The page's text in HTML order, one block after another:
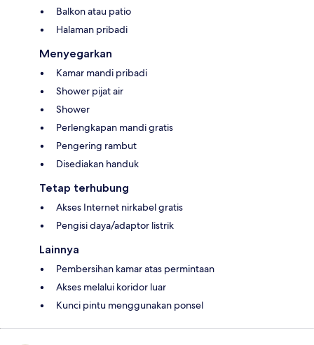
Balkon atau patio
Halaman pribadi
Menyegarkan
Kamar mandi pribadi
Shower pijat air
Shower
Perlengkapan mandi gratis
Pengering rambut
Disediakan handuk
Tetap terhubung
Akses Internet nirkabel gratis
Pengisi daya/adaptor listrik
Lainnya
Pembersihan kamar atas permintaan
Akses melalui koridor luar
Kunci pintu menggunakan ponsel